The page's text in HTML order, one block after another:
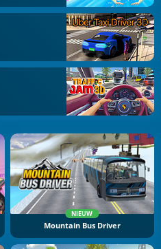
NIEUW
Mountain Bus Driver